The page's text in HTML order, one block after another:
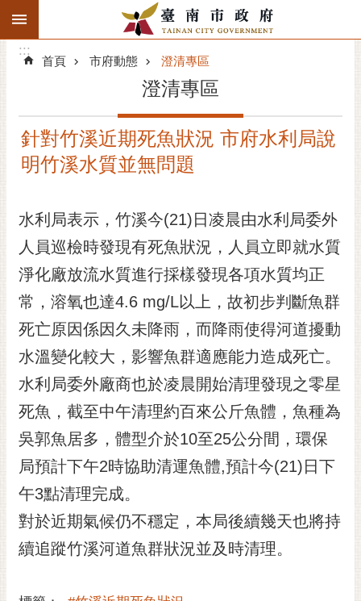
跳到主要內容區塊
搜
階
精彩府城
市府團隊
主題服務
市政資訊
市民互動
黃
偉
哲
螢
光
花
泉
桐
花
:::
:::
首頁 市府動態 澄清專區
澄清專區
針對竹溪近期死魚狀況 市府水利局說
明竹溪水質並無問題
水利局表示，竹溪今(21)日凌晨由水利局委外
人員巡檢時發現有死魚狀況，人員立即就水質
淨化廠放流水質進行採樣發現各項水質均正
常，溶氧也達4.6 mg/L以上，故初步判斷魚群
死亡原因係因久未降雨，而降雨使得河道擾動
水溫變化較大，影響魚群適應能力造成死亡。
水利局委外廠商也於凌晨開始清理發現之零星
死魚，截至中午清理約百來公斤魚體，魚種為
吳郭魚居多，體型介於10至25公分間，環保
局預計下午2時協助清運魚體,預計今(21)日下
午3點清理完成。
對於近期氣候仍不穩定，本局後續幾天也將持
續追蹤竹溪河道魚群狀況並及時清理。